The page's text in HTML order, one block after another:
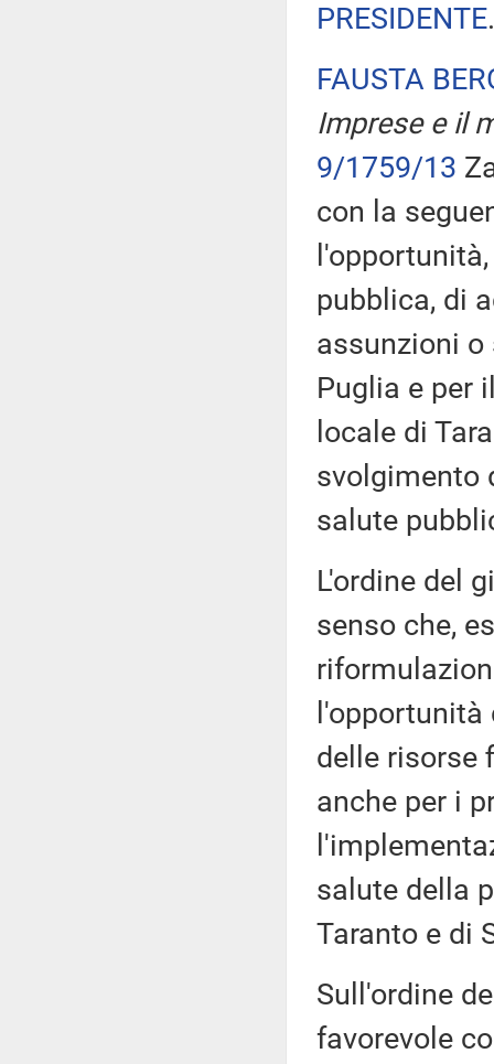
PRESIDENTE
FAUSTA
Imprese e il
9/1759/13
con la
pubblica, di
assunzioni o
Puglia e per
locale di
svolgimento
salute
L'ordine del
senso che,
delle risorse
anche per i
salute della
Taranto e di
Sull'ordine
favorevole